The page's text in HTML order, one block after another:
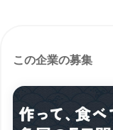
この企業の募集